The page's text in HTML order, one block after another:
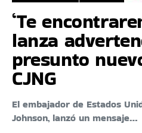
‘Te
lanza
presunto
CJNG
El embajador de Estados
Johnson, lanzó un mensaje…